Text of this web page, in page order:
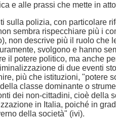
e alle prassi che mette in
sulla polizia, con particolare
sembra rispecchiare più i
non descrive più il ruolo
svolgono e hanno
il potere politico, ma anche
di due eventi
più che istituzioni, "potere
classe dominante o
dei non-cittadini, cioè della
in Italia, poiché in
della società" (ivi).